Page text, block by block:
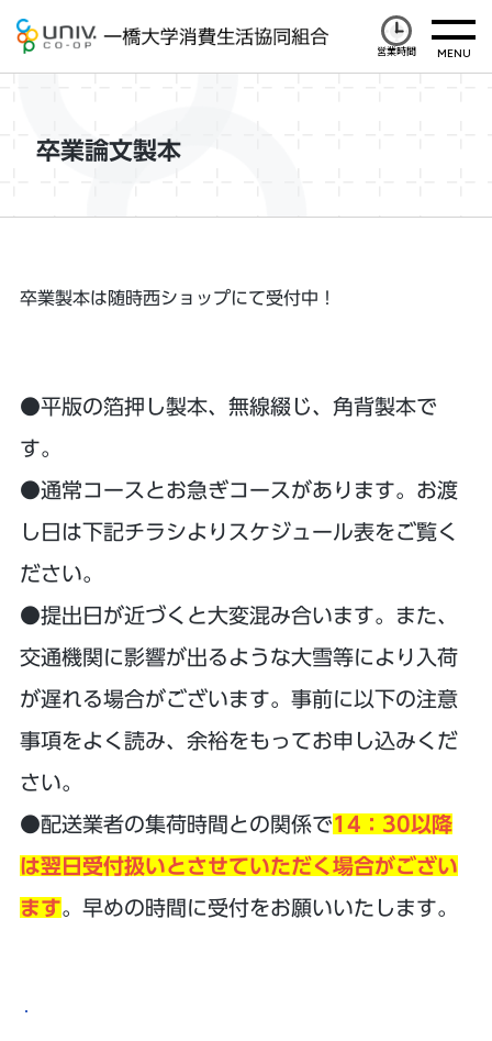
営業時間
卒業論文製本
卒業製本は随時西ショップにて受付中！
●平版の箔押し製本、無線綴じ、角背製本で
す。
●通常コースとお急ぎコースがあります。お渡
し日は下記チラシよりスケジュール表をご覧く
ださい。
●提出日が近づくと大変混み合います。また、
交通機関に影響が出るような大雪等により入荷
が遅れる場合がございます。事前に以下の注意
事項をよく読み、余裕をもってお申し込みくだ
さい。
●配送業者の集荷時間との関係で14：30以降
は翌日受付扱いとさせていただく場合がござい
ます。早めの時間に受付をお願いいたします。